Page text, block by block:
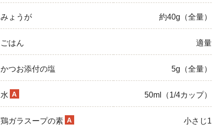
みょうが 約40g（全量）
ごはん 適量
かつお添付の塩 5g（全量）
水 A 50ml（1/4カップ）
鶏ガラスープの素 A 小さじ1
鶏肉 ひき肉
魚 アスパラガス
トマト